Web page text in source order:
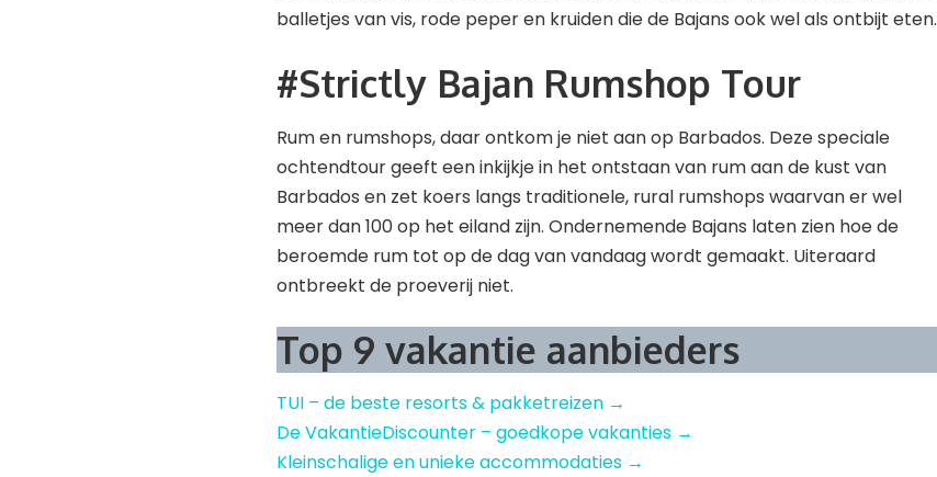
balletjes van vis, rode peper en kruiden die de Bajans ook wel als ontbijt eten.
#Strictly Bajan Rumshop Tour
Rum en rumshops, daar ontkom je niet aan op Barbados. Deze speciale
ochtendtour geeft een inkijkje in het ontstaan van rum aan de kust van
Barbados en zet koers langs traditionele, rural rumshops waarvan er wel
meer dan 100 op het eiland zijn. Ondernemende Bajans laten zien hoe de
beroemde rum tot op de dag van vandaag wordt gemaakt. Uiteraard
ontbreekt de proeverij niet.
Top 9 vakantie aanbieders
TUI – de beste resorts & pakketreizen →
De VakantieDiscounter – goedkope vakanties →
Kleinschalige en unieke accommodaties →